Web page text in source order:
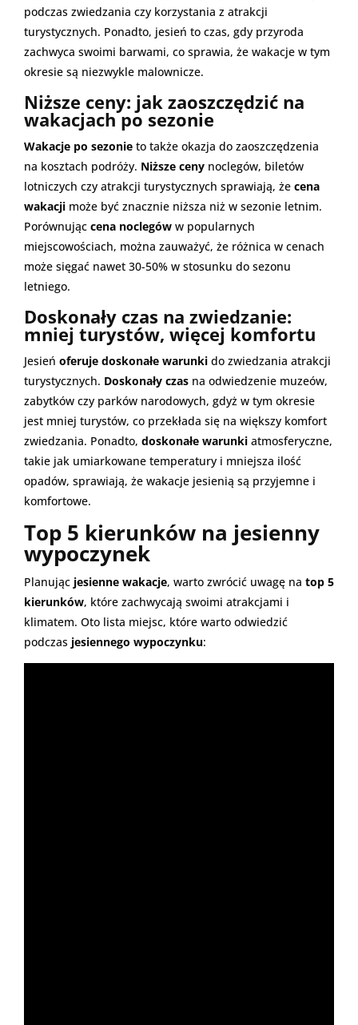
podczas zwiedzania czy korzystania z atrakcji
turystycznych. Ponadto, jesień to czas, gdy przyroda
zachwyca swoimi barwami, co sprawia, że wakacje w tym
okresie są niezwykle malownicze.
Niższe ceny: jak zaoszczędzić na
wakacjach po sezonie
Wakacje po sezonie to także okazja do zaoszczędzenia
na kosztach podróży. Niższe ceny noclegów, biletów
lotniczych czy atrakcji turystycznych sprawiają, że cena
wakacji może być znacznie niższa niż w sezonie letnim.
Porównując cena noclegów w popularnych
miejscowościach, można zauważyć, że różnica w cenach
może sięgać nawet 30-50% w stosunku do sezonu
letniego.
Doskonały czas na zwiedzanie:
mniej turystów, więcej komfortu
Jesień oferuje doskonałe warunki do zwiedzania atrakcji
turystycznych. Doskonały czas na odwiedzenie muzeów,
zabytków czy parków narodowych, gdyż w tym okresie
jest mniej turystów, co przekłada się na większy komfort
zwiedzania. Ponadto, doskonałe warunki atmosferyczne,
takie jak umiarkowane temperatury i mniejsza ilość
opadów, sprawiają, że wakacje jesienią są przyjemne i
komfortowe.
Top 5 kierunków na jesienny
wypoczynek
Planując jesienne wakacje, warto zwrócić uwagę na top 5
kierunków, które zachwycają swoimi atrakcjami i
klimatem. Oto lista miejsc, które warto odwiedzić
podczas jesiennego wypoczynku: